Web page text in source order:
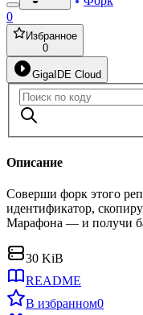
0
Избранное
0
GigaIDE Cloud
Описание
Соверши форк этого
идентификатор,
Марафона — и получи
30 KiB
README
В избранном0